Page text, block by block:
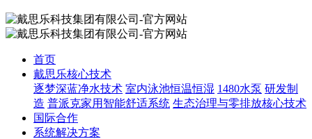
首页
戴思乐核心技术
逐梦深蓝净水技术 室内泳池恒温恒湿 1480水泵 研发制
造 普派克家用智能舒适系统 生态治理与零排放核心技术
国际合作
系统解决方案